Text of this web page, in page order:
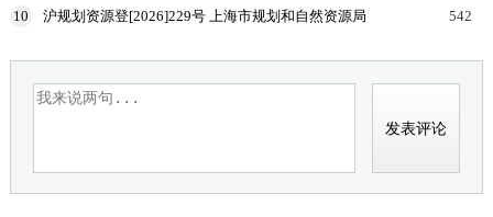
10
沪规划资源登[2026]229号 上海市规划和自然资源局
置
542